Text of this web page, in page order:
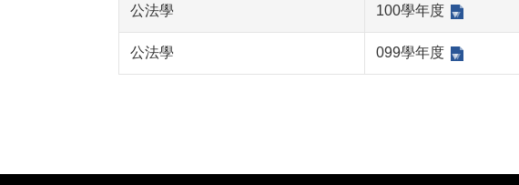
公法學 100學年度
公法學 099學年度